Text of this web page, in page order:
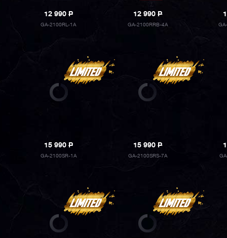
12 990P
GA-2100RL-1A
12 990P
GA-2100RRB-4A
15 990P
GA-2100SR-1A
15 990P
GA-2100SRS-7A